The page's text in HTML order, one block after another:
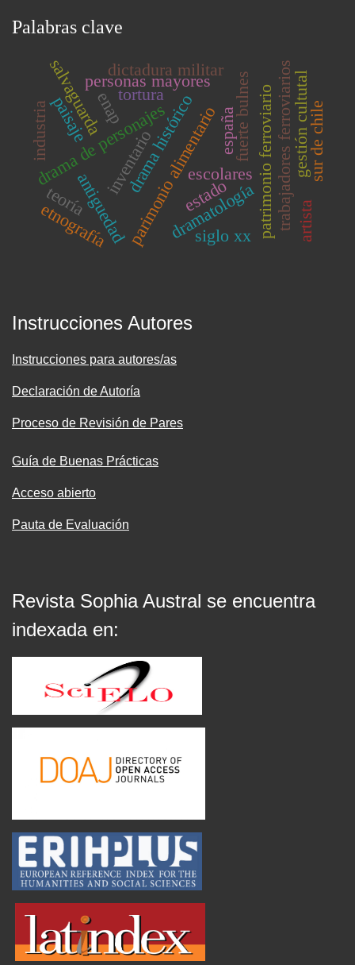
Palabras clave
escolares
parimonio alimentario patrimonio ferroviario
dramatología
drama de personajes
drama histórico fuerte bulnes
personas mayores
salvaguarda
antiguedad
inventario estado trabajadores ferroviariosgestión cultutal
siglo xx
españa
etnografía
paisajeenap sur de chile
tortura
dictadura militar
teoría
industria
artista
Instrucciones Autores
Instrucciones para autores/as
Declaración de Autoría
Proceso de Revisión de Pares
Guía de Buenas Prácticas
Acceso abierto
Pauta de Evaluación
Revista Sophia Austral se encuentra
indexada en: